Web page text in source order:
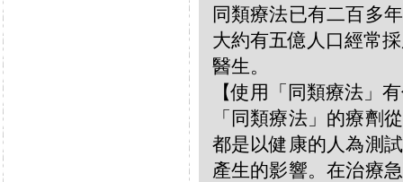
同類療法已有二百多
大約有五億人口經常
醫生。
【使用「同類療法」
「同類療法」的療劑
都是以健康的人為測
產生的影響。在治療